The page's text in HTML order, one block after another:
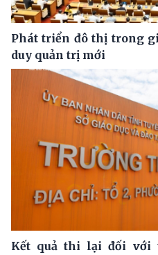
Phát triển đô thị trong
duy quản trị mới
Kết quả thi lại đối với